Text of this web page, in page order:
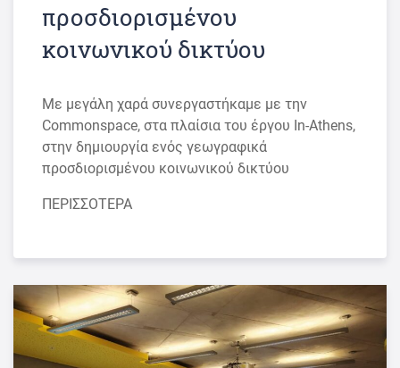
προσδιορισμένου
κοινωνικού δικτύου
Με μεγάλη χαρά συνεργαστήκαμε με την
Commonspace, στα πλαίσια του έργου In-Athens,
στην δημιουργία ενός γεωγραφικά
προσδιορισμένου κοινωνικού δικτύου
ΠΕΡΙΣΣΟΤΕΡΑ